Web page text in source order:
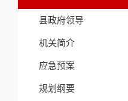
县政府领导
机关简介
应急预案
规划纲要